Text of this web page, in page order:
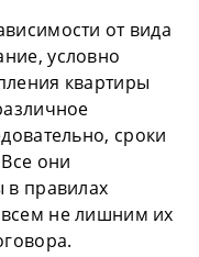
от вида
условно
квартиры
сроки
они
в правилах
не лишним их